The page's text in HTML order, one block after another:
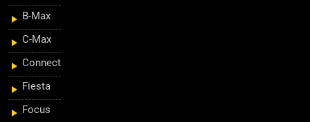
B-Max
C-Max
Connect
Fiesta
Focus